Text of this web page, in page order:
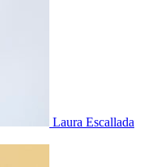
Laura Escallada